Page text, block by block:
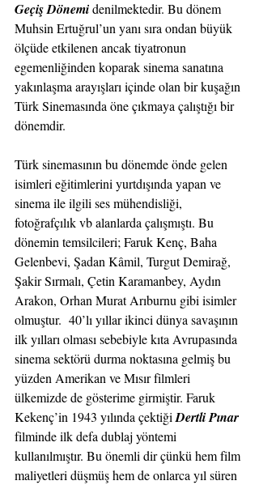
Geçiş Dönemi denilmektedir. Bu dönem
Muhsin Ertuğrul’un yanı sıra ondan büyük
ölçüde etkilenen ancak tiyatronun
egemenliğinden koparak sinema sanatına
yakınlaşma arayışları içinde olan bir kuşağın
Türk Sinemasında öne çıkmaya çalıştığı bir
dönemdir.
Türk sinemasının bu dönemde önde gelen
isimleri eğitimlerini yurtdışında yapan ve
sinema ile ilgili ses mühendisliği,
fotoğrafçılık vb alanlarda çalışmıştı. Bu
dönemin temsilcileri; Faruk Kenç, Baha
Gelenbevi, Şadan Kâmil, Turgut Demirağ,
Şakir Sırmalı, Çetin Karamanbey, Aydın
Arakon, Orhan Murat Arıburnu gibi isimler
olmuştur.  40’lı yıllar ikinci dünya savaşının
ilk yılları olması sebebiyle kıta Avrupasında
sinema sektörü durma noktasına gelmiş bu
yüzden Amerikan ve Mısır filmleri
ülkemizde de gösterime girmiştir. Faruk
Kekenç’in 1943 yılında çektiği Dertli Pınar
filminde ilk defa dublaj yöntemi
kullanılmıştır. Bu önemli dir çünkü hem film
maliyetleri düşmüş hem de onlarca yıl süren